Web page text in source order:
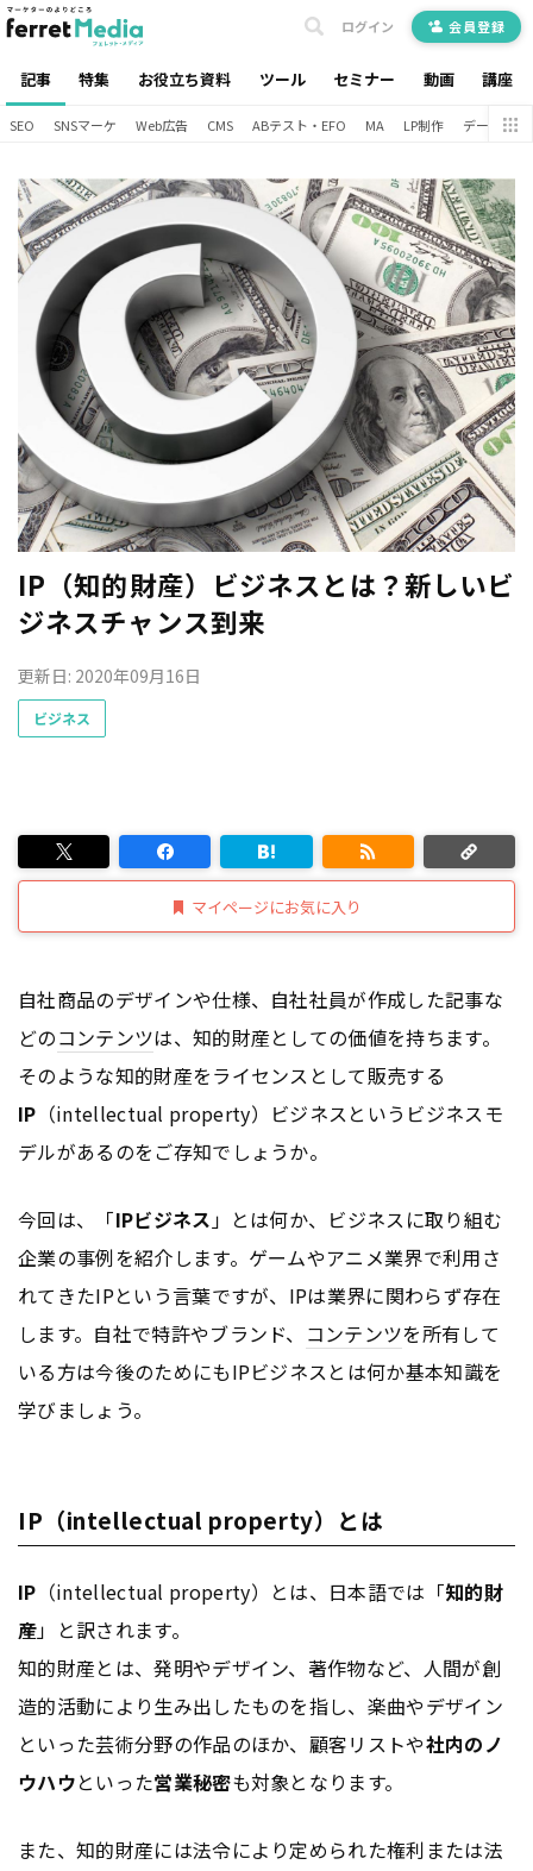
記事 特集 お役立ち資料 ツール セミナー 動画 講座
ログイン 会員登録
SEO SNSマーケ Web広告 CMS ABテスト・EFO MA LP制作 データ分析
IP（知的財産）ビジネスとは？新しいビ
ジネスチャンス到来
更新日: 2020年09月16日
ビジネス
マイページにお気に入り
自社商品のデザインや仕様、自社社員が作成した記事な
どのコンテンツは、知的財産としての価値を持ちます。
そのような知的財産をライセンスとして販売する
IP （intellectual property）ビジネスというビジネスモ
デルがあるのをご存知でしょうか。
今回は、「IPビジネス」とは何か、ビジネスに取り組む
企業の事例を紹介します。ゲームやアニメ業界で利用さ
れてきたIPという言葉ですが、IPは業界に関わらず存在
します。自社で特許やブランド、 コンテンツを所有して
いる方は今後のためにもIPビジネスとは何か基本知識を
学びましょう。
IP（intellectual property）とは
IP （intellectual property）とは、日本語では「知的財
産」と訳されます。
知的財産とは、発明やデザイン、著作物など、人間が創
造的活動により生み出したものを指し、楽曲やデザイン
といった芸術分野の作品のほか、顧客リストや社内のノ
ウハウといった営業秘密も対象となります。
また、知的財産には法令により定められた権利または法